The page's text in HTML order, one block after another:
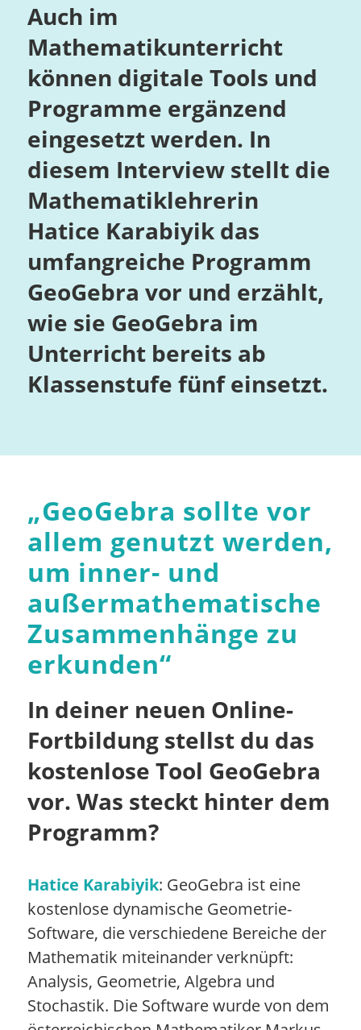
Auch im
Mathematikunterricht
können digitale Tools und
Programme ergänzend
eingesetzt werden. In
diesem Interview stellt die
Mathematiklehrerin
Hatice Karabiyik das
umfangreiche Programm
GeoGebra vor und erzählt,
wie sie GeoGebra im
Unterricht bereits ab
Klassenstufe fünf einsetzt.
„GeoGebra sollte vor
allem genutzt werden,
um inner- und
außermathematische
Zusammenhänge zu
erkunden“
In deiner neuen Online-
Fortbildung stellst du das
kostenlose Tool GeoGebra
vor. Was steckt hinter dem
Programm?
Hatice Karabiyik: GeoGebra ist eine
kostenlose dynamische Geometrie-
Software, die verschiedene Bereiche der
Mathematik miteinander verknüpft:
Analysis, Geometrie, Algebra und
Stochastik. Die Software wurde von dem